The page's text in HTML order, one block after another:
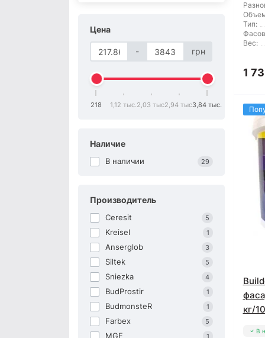
Фасадная краска Dufa
Краски фасадные Ceresit
Фасадные краски Anserglob
Цена
- грн
218 1,12 тыс.2,03 тыс.2,94 тыс.3,84 тыс.
Наличие
В наличии 29
Производитель
Ceresit 5
Kreisel 1
Anserglob 3
Siltek 5
Sniezka 4
BudProstir 1
BudmonsteR 1
Farbex 5
MGF
Тип:
Вес:
1
кг/
В